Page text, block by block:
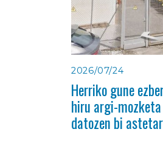
2026/07/24
Herriko gune
hiru argi-
datozen bi